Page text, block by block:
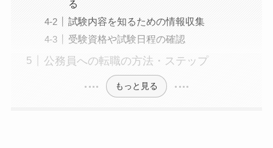
る
試験内容を知るための情報収集
受験資格や試験日程の確認
公務員への転職の方法・ステップ
もっと見る